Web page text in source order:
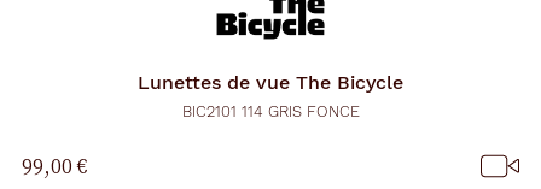
Lunettes de vue The Bicycle
BIC2101 114 GRIS FONCE
99,00 €